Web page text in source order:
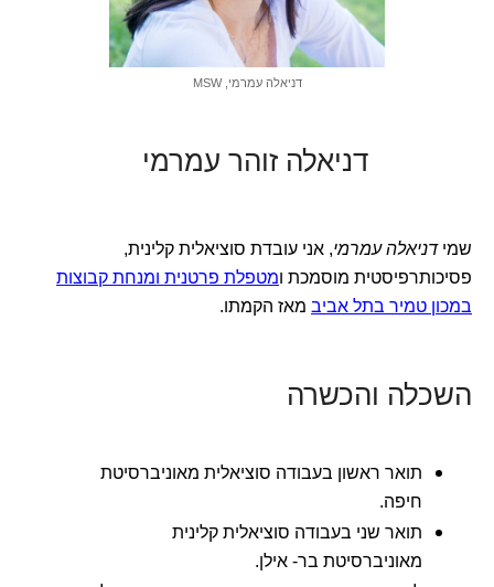
דניאלה עמרמי, MSW
דניאלה זוהר עמרמי
שמידניאלה עמרמי, אני עובדת סוציאלית קלינית,
פסיכותרפיסטית מוסמכת ומטפלת פרטנית ומנחת קבוצות
במכון טמיר בתל אביב מאז הקמתו.
השכלה והכשרה
תואר ראשון בעבודה סוציאלית מאוניברסיטת
חיפה.
תואר שני בעבודה סוציאלית קלינית
מאוניברסיטת בר- אילן.